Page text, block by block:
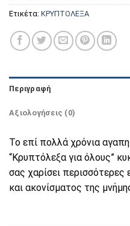
Ετικέτα: ΚΡΥΠΤΟΛΕΞΑ
Περιγραφή
Αξιολογήσεις (0)
Το επί πολλά χρόνια
“Κρυπτόλεξα για όλους”
σας χαρίσει περισσότερες
και ακονίσματος της